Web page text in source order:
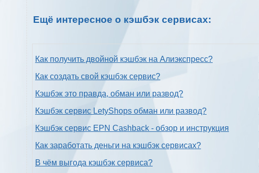
Ещё интересное о кэшбэк сервисах:
Как получить двойной кэшбэк на Алиэкспресс?
Как создать свой кэшбэк сервис?
Кэшбэк это правда, обман или развод?
Кэшбэк сервис LetyShops обман или развод?
Кэшбэк сервис EPN Cashback - обзор и инструкция
Как заработать деньги на кэшбэк сервисах?
В чём выгода кэшбэк сервиса?